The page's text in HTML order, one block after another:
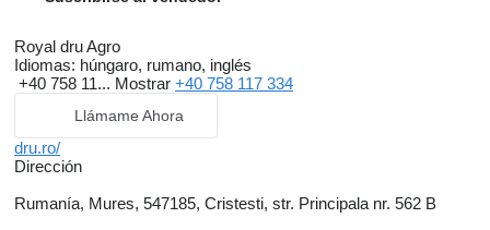
Royal dru Agro
Idiomas: húngaro, rumano, inglés
+40 758 11... Mostrar +40 758 117 334
Llámame Ahora
dru.ro/
Dirección
Rumanía, Mures, 547185, Cristesti, str. Principala nr. 562 B